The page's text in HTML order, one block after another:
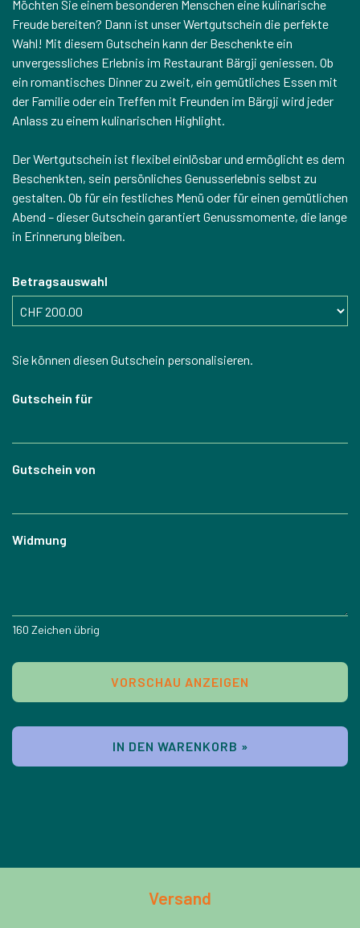
Möchten Sie einem besonderen Menschen eine kulinarische
Freude bereiten? Dann ist unser Wertgutschein die perfekte
Wahl! Mit diesem Gutschein kann der Beschenkte ein
unvergessliches Erlebnis im Restaurant Bärgji geniessen. Ob
ein romantisches Dinner zu zweit, ein gemütliches Essen mit
der Familie oder ein Treffen mit Freunden im Bärgji wird jeder
Anlass zu einem kulinarischen Highlight.
Der Wertgutschein ist flexibel einlösbar und ermöglicht es dem
Beschenkten, sein persönliches Genusserlebnis selbst zu
gestalten. Ob für ein festliches Menü oder für einen gemütlichen
Abend – dieser Gutschein garantiert Genussmomente, die lange
in Erinnerung bleiben.
Betragsauswahl
Sie können diesen Gutschein personalisieren.
Gutschein für
Gutschein von
Widmung
160 Zeichen übrig
VORSCHAU ANZEIGEN
IN DEN WARENKORB »
Versand